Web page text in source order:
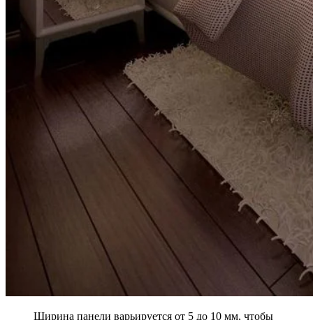
Ширина панели варьируется от 5 до 10 мм, чтобы